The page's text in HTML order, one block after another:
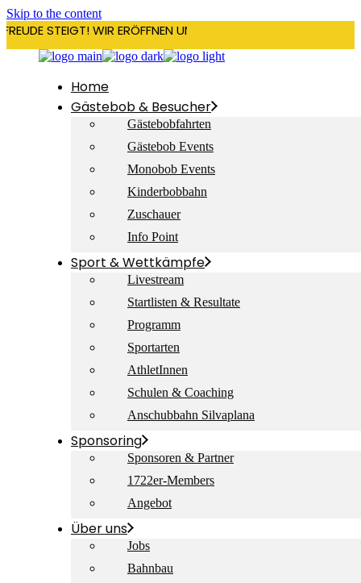
Skip to the content
STEIGT! WIR ERÖFFNEN UNSERE SAISON AM 22.
Home
Gästebob & Besucher
Gästebobfahrten
Gästebob Events
Monobob Events
Kinderbobbahn
Zuschauer
Info Point
Sport & Wettkämpfe
Livestream
Startlisten & Resultate
Programm
Sportarten
AthletInnen
Schulen & Coaching
Anschubbahn Silvaplana
Sponsoring
Sponsoren & Partner
1722er-Members
Angebot
Über uns
Jobs
Bahnbau